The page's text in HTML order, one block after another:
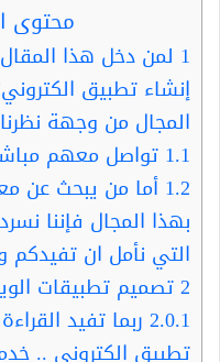
محتوى
1 لمن دخل هذا
إنشاء تطبيق
المجال من وجهة
1.1 تواصل معهم
1.2 أما من يبحث عن
بهذا المجال فإننا
التي نأمل ان
2تصميم تطبيقات
2.0.1 ربما تفيد
تطبيق الكتروني ..